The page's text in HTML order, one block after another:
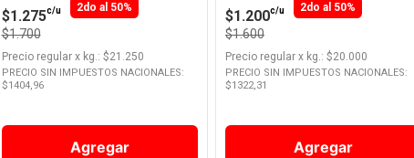
$1.275c/u 2do al 50%
$1.700
Precio regularx kg.: $21.250
PRECIO SIN IMPUESTOS NACIONALES:
$1404,96
Agregar
$1.200c/u 2do al 50%
$1.600
Precio regular x kg.: $20.000
PRECIO SIN IMPUESTOS NACIONALES:
$1322,31
Agregar